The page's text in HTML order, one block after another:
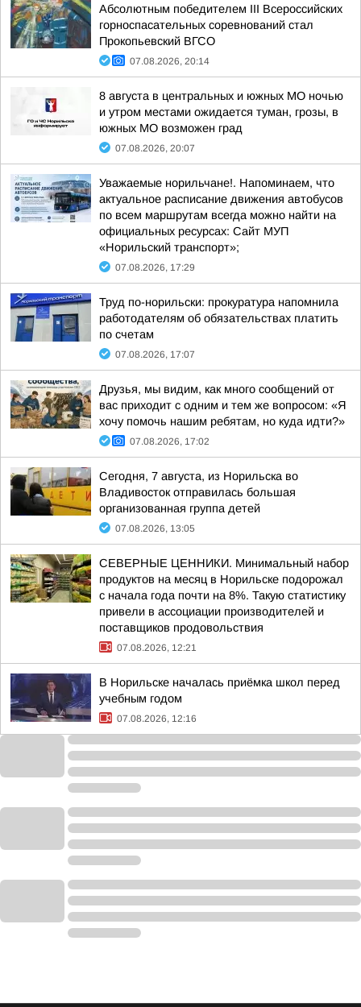
Абсолютным победителем III Всероссийских
горноспасательных соревнований стал
Прокопьевский ВГСО
07.08.2026, 20:14
8 августа в центральных и южных МО ночью
и утром местами ожидается туман, грозы, в
южных МО возможен град
07.08.2026, 20:07
Уважаемые норильчане!. Напоминаем, что
актуальное расписание движения автобусов
по всем маршрутам всегда можно найти на
официальных ресурсах: Сайт МУП
«Норильский транспорт»;
07.08.2026, 17:29
Труд по-норильски: прокуратура напомнила
работодателям об обязательствах платить
по счетам
07.08.2026, 17:07
Друзья, мы видим, как много сообщений от
вас приходит с одним и тем же вопросом: «Я
хочу помочь нашим ребятам, но куда идти?»
07.08.2026, 17:02
Сегодня, 7 августа, из Норильска во
Владивосток отправилась большая
организованная группа детей
07.08.2026, 13:05
СЕВЕРНЫЕ ЦЕННИКИ. Минимальный набор
продуктов на месяц в Норильске подорожал
с начала года почти на 8%. Такую статистику
привели в ассоциации производителей и
поставщиков продовольствия
07.08.2026, 12:21
В Норильске началась приёмка школ перед
учебным годом
07.08.2026, 12:16